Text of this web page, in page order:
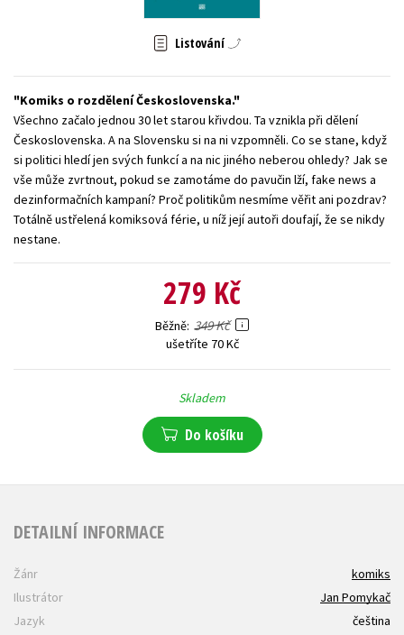
Listování
Komiks o rozdělení Československa.
Všechno začalo jednou 30 let starou křivdou. Ta vznikla při dělení
Československa. A na Slovensku si na ni vzpomněli. Co se stane, když
si politici hledí jen svých funkcí a na nic jiného neberou ohledy? Jak se
vše může zvrtnout, pokud se zamotáme do pavučin lží, fake news a
dezinformačních kampaní? Proč politikům nesmíme věřit ani pozdrav?
Totálně ustřelená komiksová férie, u níž její autoři doufají, že se nikdy
nestane.
279 Kč
Běžně 349 Kč
ušetříte 70 Kč
Skladem
Do košíku
DETAILNÍ INFORMACE
Žánr
komiks
Ilustrátor
Jan Pomykač
Jazyk
čeština